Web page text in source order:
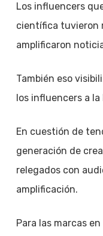
Los influencers
científica tuvieron
amplificaron
También eso
los influencers a
En cuestión de
generación de
relegados con
amplificación.
Para las marcas